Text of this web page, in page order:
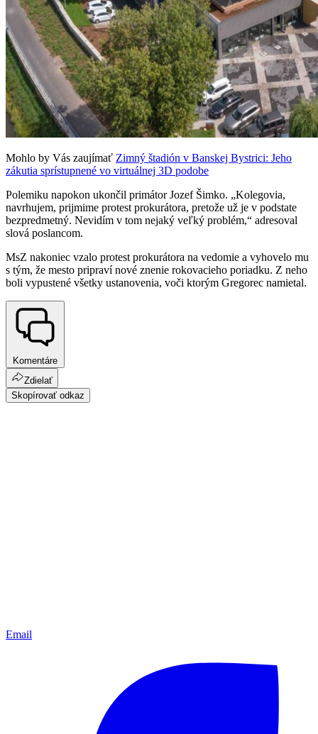
Mohlo by Vás zaujímať Zimný štadión v Banskej Bystrici: Jeho
zákutia sprístupnené vo virtuálnej 3D podobe
Polemiku napokon ukončil primátor Jozef Šimko. „Kolegovia,
navrhujem, prijmime protest prokurátora, pretože už je v podstate
bezpredmetný. Nevidím v tom nejaký veľký problém,“ adresoval
slová poslancom.
MsZ nakoniec vzalo protest prokurátora na vedomie a vyhovelo mu
s tým, že mesto pripraví nové znenie rokovacieho poriadku. Z neho
boli vypustené všetky ustanovenia, voči ktorým Gregorec namietal.
Komentáre
Zdielať
Skopírovať odkaz
Email